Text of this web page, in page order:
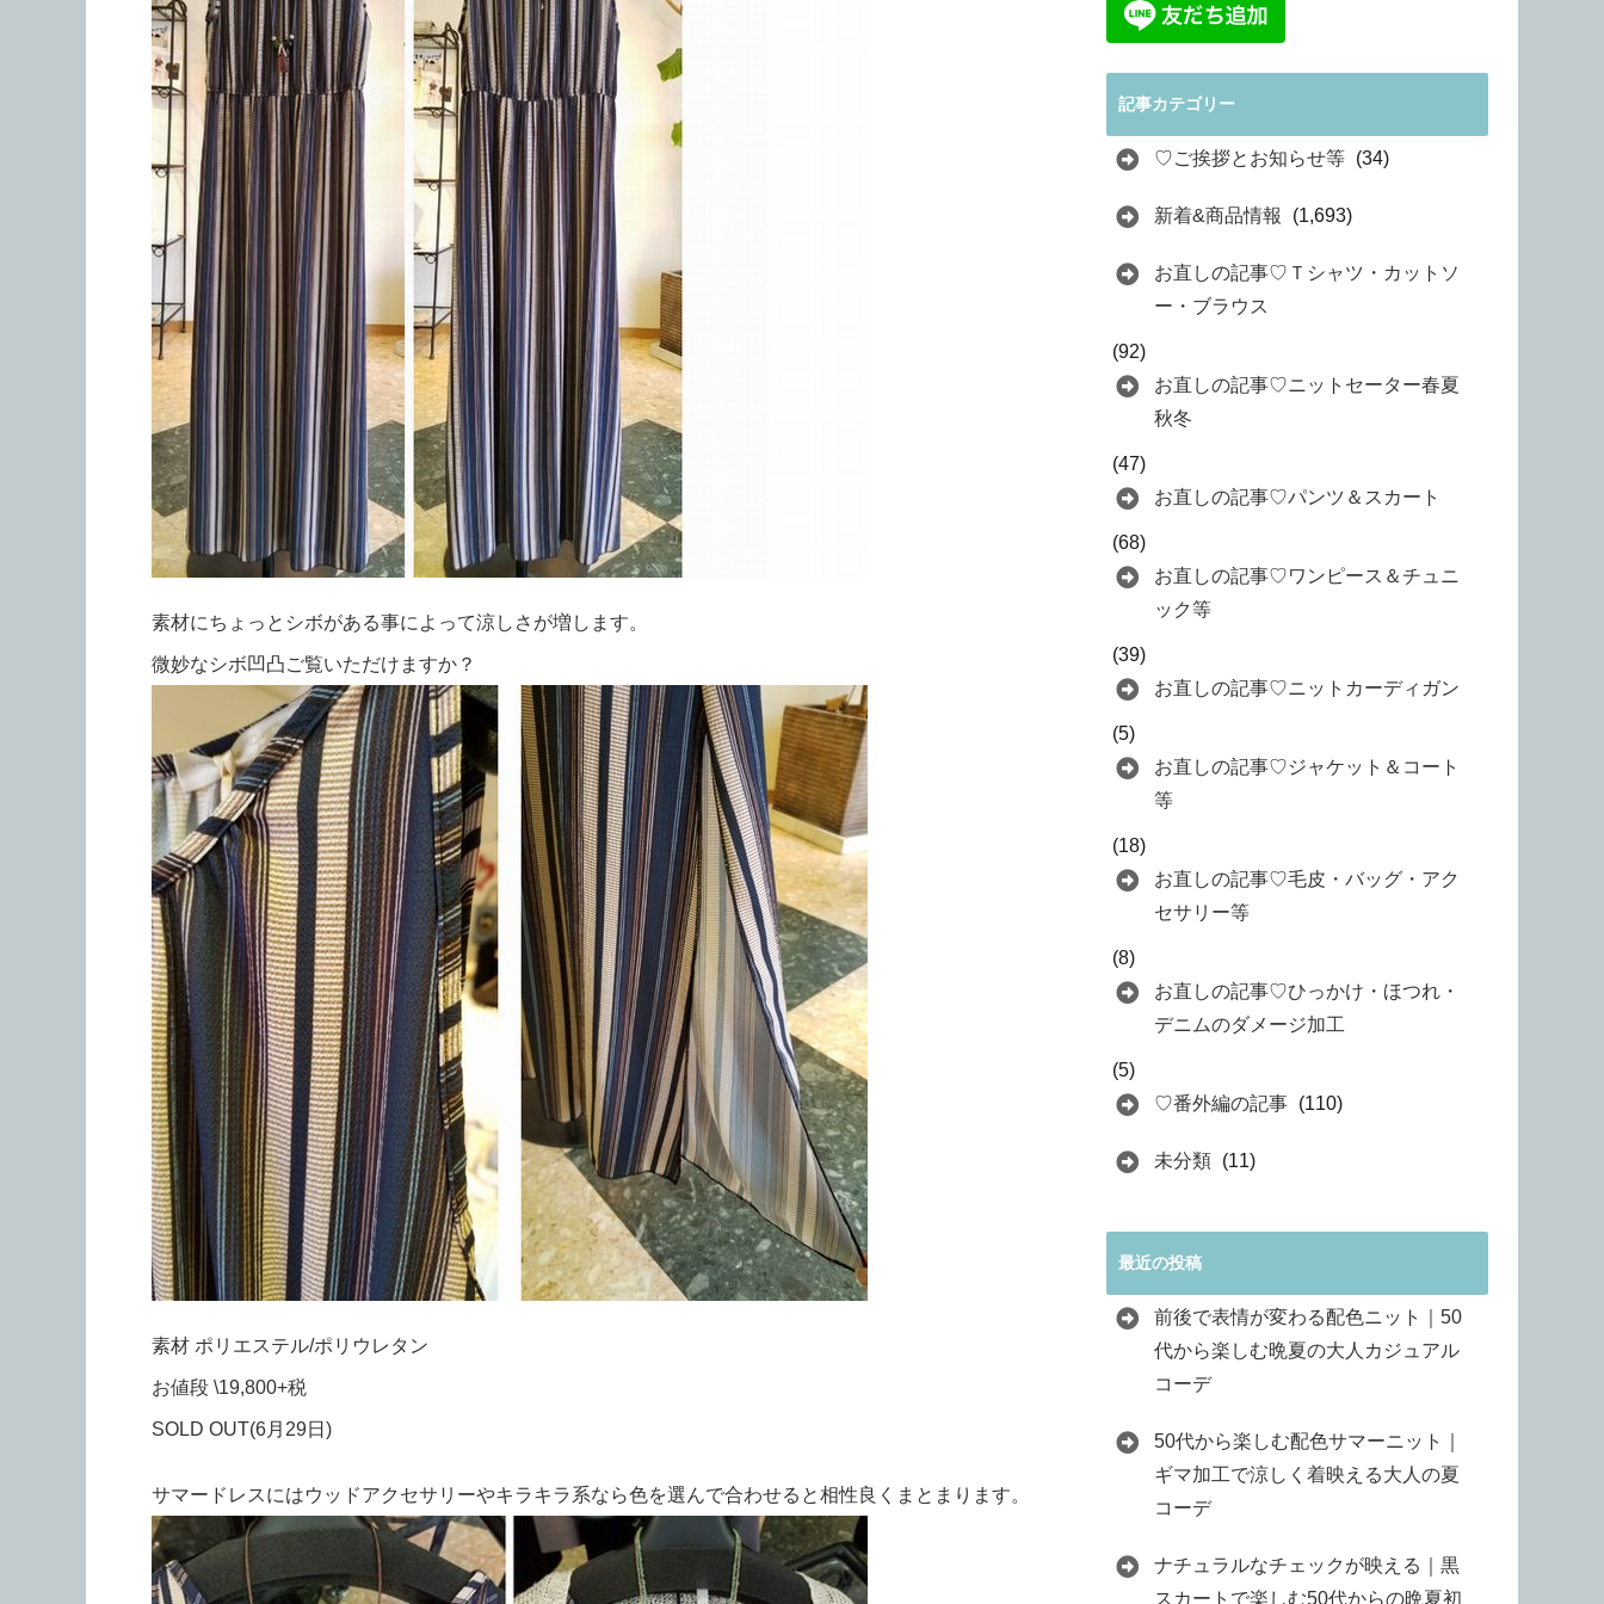
素材にちょっとシボがある事によって涼しさが増します。
微妙なシボ凹凸ご覧いただけますか？
素材 ポリエステル/ポリウレタン
お値段 \19,800+税
SOLD OUT(6月29日)
サマードレスにはウッドアクセサリーやキラキラ系なら色を選んで合わせると相性良くまとまります。
記事カテゴリー
♡ご挨拶とお知らせ等 (34)
新着&商品情報 (1,693)
お直しの記事♡Ｔシャツ・カットソ
ー・ブラウス
(92)
お直しの記事♡ニットセーター春夏
秋冬
(47)
お直しの記事♡パンツ＆スカート
(68)
お直しの記事♡ワンピース＆チュニ
ック等
(39)
お直しの記事♡ニットカーディガン
(5)
お直しの記事♡ジャケット＆コート
等
(18)
お直しの記事♡毛皮・バッグ・アク
セサリー等
(8)
お直しの記事♡ひっかけ・ほつれ・
デニムのダメージ加工
(5)
♡番外編の記事 (110)
未分類 (11)
最近の投稿
前後で表情が変わる配色ニット｜50
代から楽しむ晩夏の大人カジュアル
コーデ
50代から楽しむ配色サマーニット｜
ギマ加工で涼しく着映える大人の夏
コーデ
ナチュラルなチェックが映える｜黒
スカートで楽しむ50代からの晩夏初